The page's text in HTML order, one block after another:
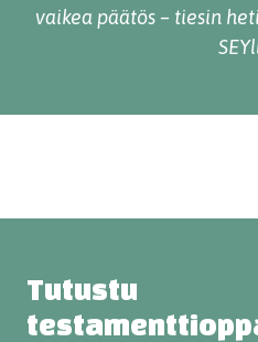
vaikea päätös – tiesin
Tutustu